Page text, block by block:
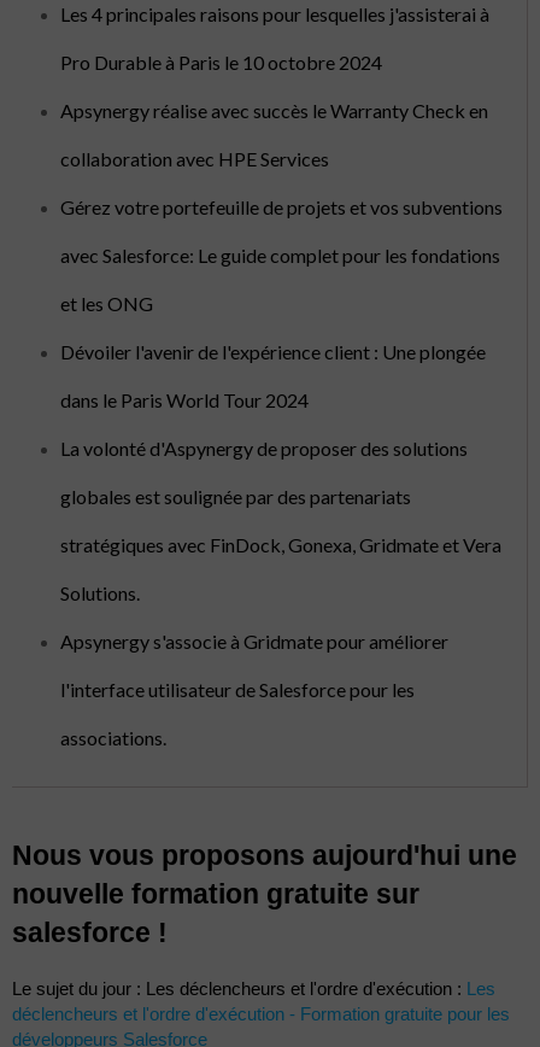
Les 4 principales raisons pour lesquelles j'assisterai à
Pro Durable à Paris le 10 octobre 2024
Apsynergy réalise avec succès le Warranty Check en
collaboration avec HPE Services
Gérez votre portefeuille de projets et vos subventions
avec Salesforce: Le guide complet pour les fondations
et les ONG
Dévoiler l'avenir de l'expérience client : Une plongée
dans le Paris World Tour 2024
La volonté d'Aspynergy de proposer des solutions
globales est soulignée par des partenariats
stratégiques avec FinDock, Gonexa, Gridmate et Vera
Solutions.
Apsynergy s'associe à Gridmate pour améliorer
l'interface utilisateur de Salesforce pour les
associations.
Nous vous proposons aujourd'hui une
nouvelle formation gratuite sur
salesforce !
Le sujet du jour : Les déclencheurs et l'ordre d'exécution : Les
déclencheurs et l'ordre d'exécution - Formation gratuite pour les
développeurs Salesforce